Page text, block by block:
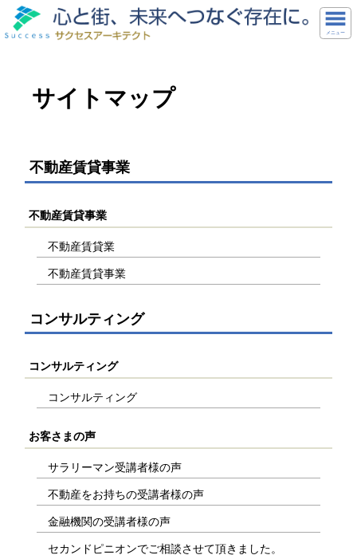
メニュー
サイトマップ
不動産賃貸事業
不動産賃貸事業
不動産賃貸業
不動産賃貸事業
コンサルティング
コンサルティング
コンサルティング
お客さまの声
サラリーマン受講者様の声
不動産をお持ちの受講者様の声
金融機関の受講者様の声
セカンドピニオンでご相談させて頂きました。